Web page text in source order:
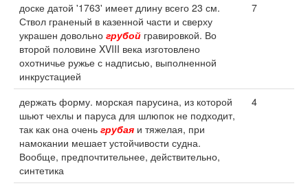
доске датой '1763' имеет длину всего 23 см.
Ствол граненый в казенной части и сверху
украшен довольно грубой гравировкой. Во
второй половине XVIII века изготовлено
охотничье ружье с надписью, выполненной
инкрустацией
7
держать форму. морская парусина, из которой
шьют чехлы и паруса для шлюпок не подходит,
так как она очень грубая и тяжелая, при
намокании мешает устойчивости судна.
Вообще, предпочтительнее, действительно,
синтетика
4